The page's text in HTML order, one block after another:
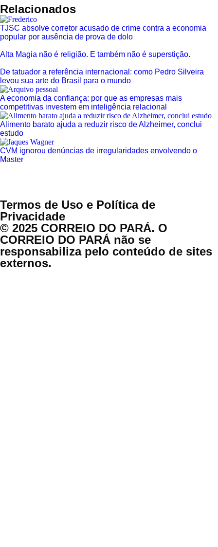
Relacionados
TJSC absolve corretor acusado de crime contra a economia
popular por ausência de prova de dolo
Alta Magia não é religião. E também não é superstição.
De tatuador a referência internacional: como Pedro Silveira
levou sua arte do Brasil para o mundo
A economia da confiança: por que as empresas mais
competitivas investem em inteligência relacional
Alimento barato ajuda a reduzir risco de Alzheimer, conclui
estudo
CVM ignorou denúncias de irregularidades envolvendo o
Master
Termos de Uso e Política de
Privacidade
© 2025 CORREIO DO PARÁ. O
CORREIO DO PARÁ não se
responsabiliza pelo conteúdo de sites
externos.